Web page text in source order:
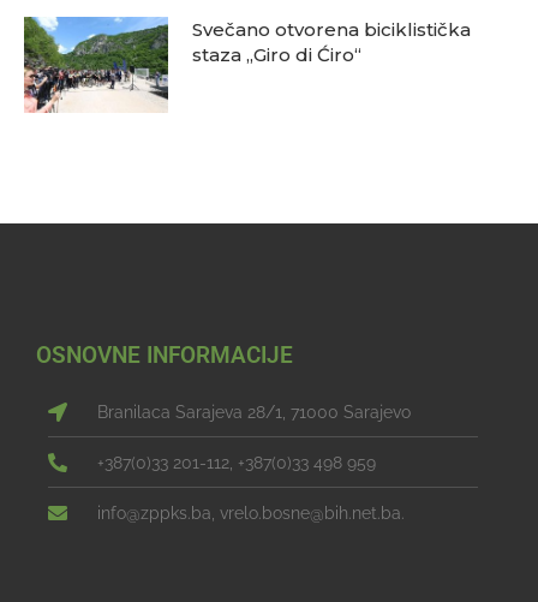
Svečano otvorena biciklistička
staza „Giro di Ćiro“
OSNOVNE INFORMACIJE
Branilaca Sarajeva 28/1, 71000 Sarajevo
+387(0)33 201-112, +387(0)33 498 959
info@zppks.ba, vrelo.bosne@bih.net.ba.